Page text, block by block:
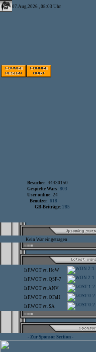
07.Aug.2026 , 08:03 Uhr
Besucher: 44430150
Gespielte Wars: 803
User online: 24
Benutzer: 618
GB-Beiträge: 285
Kein War eingetragen
IsF.WOT vs. HoW 2:1
IsF.WOT vs. QSF-7 2:1
IsF.WOT vs.ANV 1:2
IsF.WOT vs. OFaH 0:2
IsF.WOT vs. SA 0:2
- Zur Sponsor Section -